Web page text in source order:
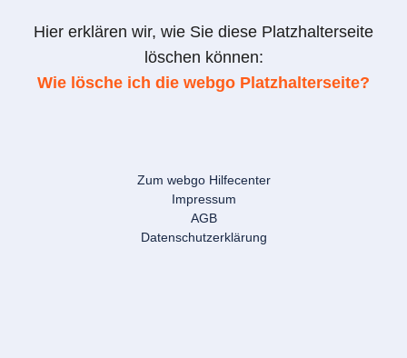
Hier erklären wir, wie Sie diese Platzhalterseite
löschen können:
Wie lösche ich die webgo Platzhalterseite?
Zum webgo Hilfecenter
Impressum
AGB
Datenschutzerklärung